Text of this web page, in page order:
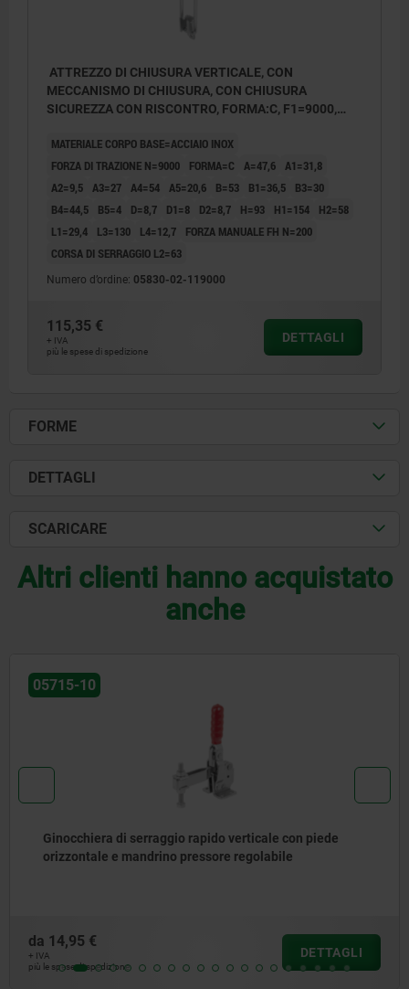
ATTREZZO DI CHIUSURA VERTICALE, CON
MECCANISMO DI CHIUSURA, CON CHIUSURA
SICUREZZA CON RISCONTRO, FORMA:C, F1=9000,
RESISTENTE AGLI OLII
MATERIALE CORPO BASE=ACCIAIO INOX
FORZA DI TRAZIONE N=9000
FORMA=C A=47,6 A1=31,8
A2=9,5 A3=27 A4=54 A5=20,6 B=53 B1=36,5
B3=30
B4=44,5
B5=4 D=8,7 D1=8 D2=8,7 H=93 H1=154
H2=58
L1=29,4
L3=130 L4=12,7
FORZA MANUALE FH N=200
CORSA DI SERRAGGIO L2=63
Numero d’ordine: 05830-02-119000
115,35 €
+ IVA
più le spese di spedizione
DETTAGLI
FORME
DETTAGLI
SCARICARE
Altri clienti hanno acquistato
anche
05715-10
Ginocchiera di serraggio rapido verticale con piede
orizzontale e mandrino pressore regolabile
da 14,95 €
+ IVA
più le spese di spedizione
DETTAGLI